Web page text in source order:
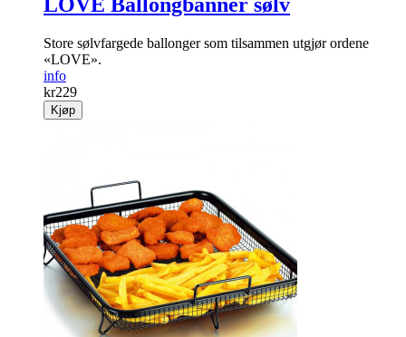
Store sølvfargede ballonger som tilsammen utgjør ordene
«LOVE».
info
kr229
Kjøp